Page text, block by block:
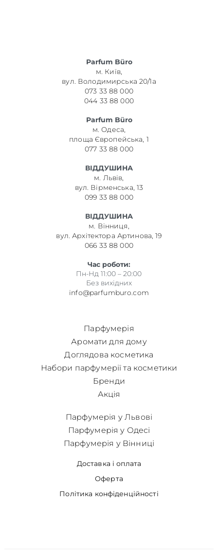
Parfum Büro
м. Київ,
вул. Володимирська 20/1а
073 33 88 000
044 33 88 000
Parfum Büro
м. Одеса,
площа Європейська, 1
077 33 88 000
ВІДДУШИНА
м. Львів,
вул. Вірменська, 13
099 33 88 000
ВІДДУШИНА
м. Вінниця,
вул. Архітектора Артинова, 19
066 33 88 000
Час роботи:
Пн-Нд 11:00 – 20:00
Без вихідних
info@parfumburo.com
Парфумерія
Аромати для дому
Доглядова косметика
Набори парфумерії та косметики
Бренди
Акція
Доставка і оплата
Оферта
Політика конфіденційності
Парфумерія у Львові
Парфумерія у Одесі
Парфумерія у Вінниці